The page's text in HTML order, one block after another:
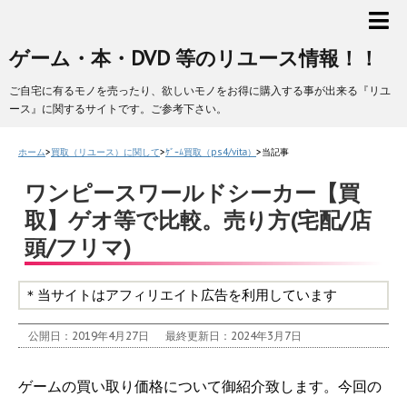
ゲーム・本・DVD 等のリユース情報！！
ご自宅に有るモノを売ったり、欲しいモノをお得に購入する事が出来る『リユ
ース』に関するサイトです。ご参考下さい。
ホーム>買取（リユース）に関して>ｹﾞｰﾑ買取（ps4/vita） >当記事
ワンピースワールドシーカー【買
取】ゲオ等で比較。売り方(宅配/店
頭/フリマ)
＊当サイトはアフィリエイト広告を利用しています
公開日：2019年4月27日 最終更新日：2024年3月7日
ゲームの買い取り価格について御紹介致します。今回の